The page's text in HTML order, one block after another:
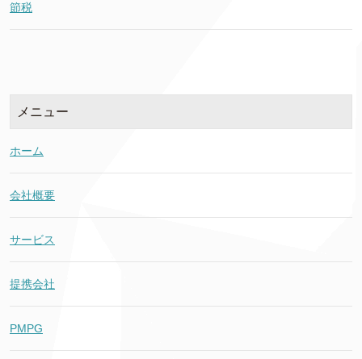
節税
メニュー
ホーム
会社概要
サービス
提携会社
PMPG